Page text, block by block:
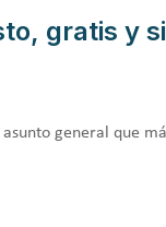
gratis y
general que